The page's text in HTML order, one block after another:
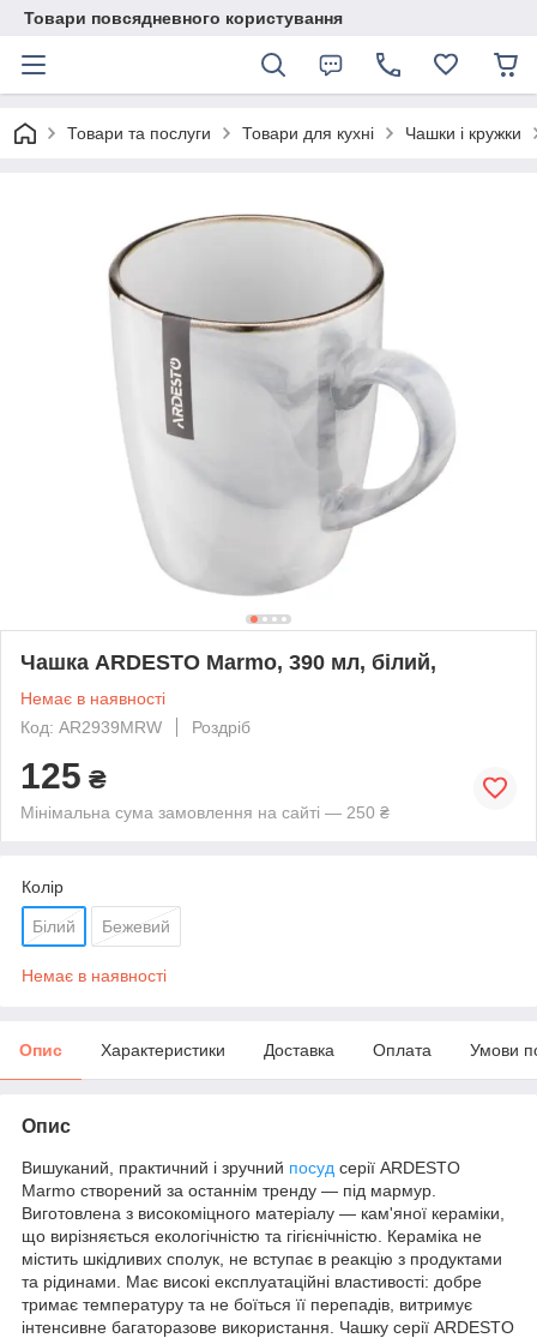
Товари повсядневного користування
Товари та послуги Товари для кухні Чашки і кружки
Чашка ARDESTO Marmo, 390 мл, білий,
Немає в наявності
Код: AR2939MRW
Роздріб
125 ₴
Мінімальна сума замовлення на сайті — 250 ₴
Колір
Білий Бежевий
Немає в наявності
Опис Характеристики Доставка Оплата Умови
Опис
Вишуканий, практичний і зручний посуд серії ARDESTO
Marmo створений за останнім тренду — під мармур.
Виготовлена з високоміцного матеріалу — кам'яної кераміки,
що вирізняється екологічністю та гігієнічністю. Кераміка не
містить шкідливих сполук, не вступає в реакцію з продуктами
та рідинами. Має високі експлуатаційні властивості: добре
тримає температуру та не боїться її перепадів, витримує
інтенсивне багаторазове використання. Чашку серії ARDESTO